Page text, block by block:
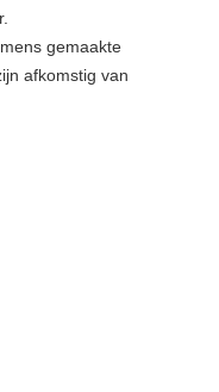
gemaakte
afkomstig van